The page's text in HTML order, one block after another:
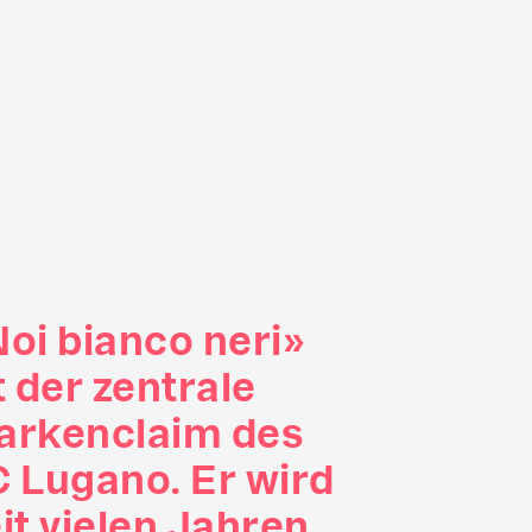
bianco neri»
der zentrale
des
Lugano. Er wird